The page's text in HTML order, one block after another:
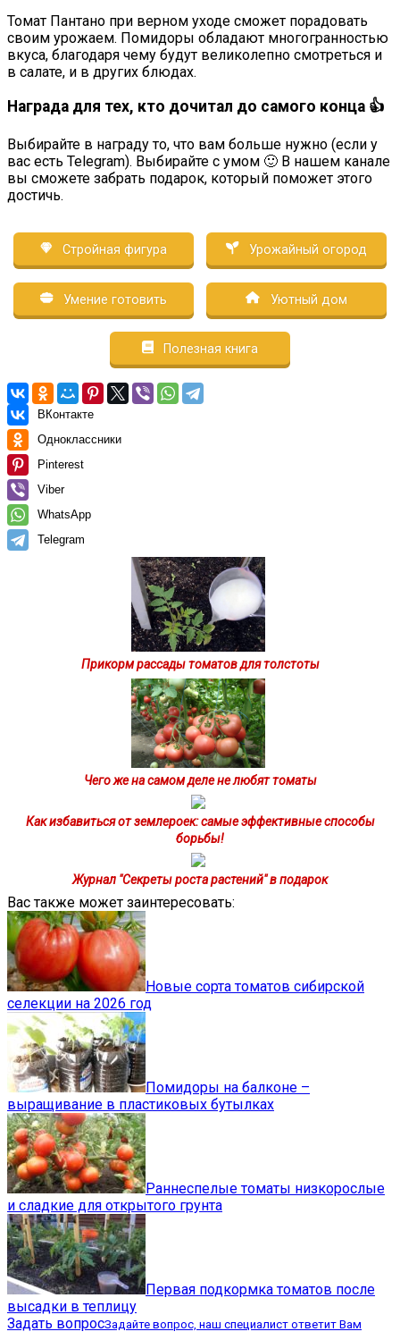
Томат Пантано при верном уходе сможет порадовать
своим урожаем. Помидоры обладают многогранностью
вкуса, благодаря чему будут великолепно смотреться и
в салате, и в других блюдах.
Награда для тех, кто дочитал до самого конца 👍
Выбирайте в награду то, что вам больше нужно (если у
вас есть Telegram). Выбирайте с умом 🙂 В нашем канале
вы сможете забрать подарок, который поможет этого
достичь.
Стройная фигура Урожайный огород
Умение готовить Уютный дом
Полезная книга
ВКонтакте
Одноклассники
Pinterest
Viber
WhatsApp
Telegram
Прикорм рассады томатов для толстоты
Чего же на самом деле не любят томаты
Как избавиться от землероек: самые эффективные способы
борьбы!
Журнал "Секреты роста растений" в подарок
Вас также может заинтересовать:
Новые сорта томатов сибирской
селекции на 2026 год
Помидоры на балконе –
выращивание в пластиковых бутылках
Раннеспелые томаты низкорослые
и сладкие для открытого грунта
Первая подкормка томатов после
высадки в теплицу
Задать вопросЗадайте вопрос, наш специалист ответит Вам